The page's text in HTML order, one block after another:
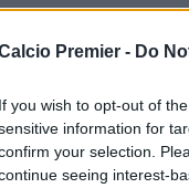
Premier - Do
If you wish to opt-out of
information for
your selection.
seeing interest-
ufficialmente al
storia del calcio. Il
su una futura rivendita.
bene, giocando da
5-1 contro il
reti e 9 assist, bottino di